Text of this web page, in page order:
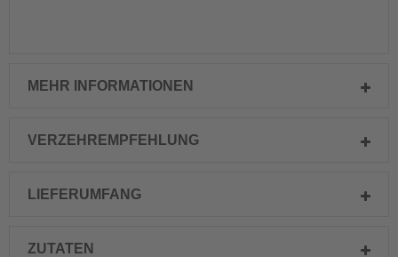
MEHR INFORMATIONEN
VERZEHREMPFEHLUNG
LIEFERUMFANG
ZUTATEN